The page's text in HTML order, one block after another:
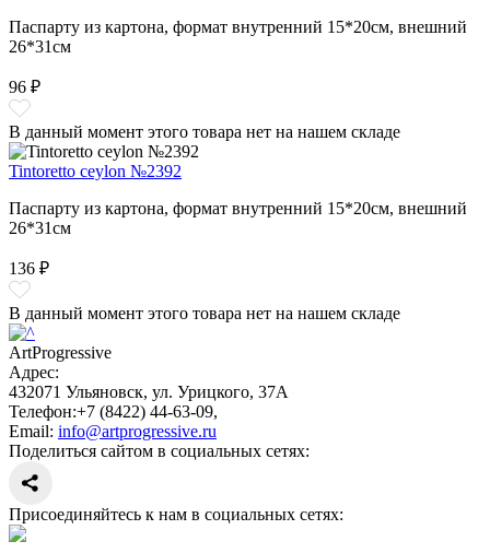
Паспарту из картона, формат внутренний 15*20см, внешний
26*31см
96 ₽
В данный момент этого товара нет на нашем складе
Tintoretto ceylon №2392
Паспарту из картона, формат внутренний 15*20см, внешний
26*31см
136 ₽
В данный момент этого товара нет на нашем складе
ArtProgressive
Адрес:
432071 Ульяновск, ул. Урицкого, 37А
Телефон:+7 (8422) 44-63-09,
Email: info@artprogressive.ru
Поделиться сайтом в социальных сетях:
Присоединяйтесь к нам в социальных сетях: